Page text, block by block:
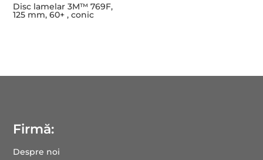
Disc lamelar 3M™ 769F,
125 mm, 60+ , conic
Firmă:
Despre noi